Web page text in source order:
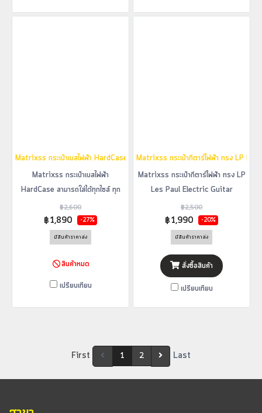
Matrixss กระเป๋าเบสไฟฟ้า HardCase สามารถใส่ได้ทุกไซส์ ทุกทรงเบสไฟฟ้า
Matrixss กระเป๋าเบสไฟฟ้า
HardCase สามารถใส่ได้ทุกไซส์ ทุก
ทรงเบสไฟฟ้า
฿2,600
฿1,890 -27%
มีสินค้าราคาส่ง
สินค้าหมด
เปรียบเทียบ
Matrixss กระเป๋ากีตาร์ไฟฟ้า ทรง LP
Matrixss กระเป๋ากีตาร์ไฟฟ้า ทรง LP
Les Paul Electric Guitar
HardCase
฿2,500
฿1,990 -20%
มีสินค้าราคาส่ง
สั่งซื้อสินค้า
เปรียบเทียบ
First 1 2 Last